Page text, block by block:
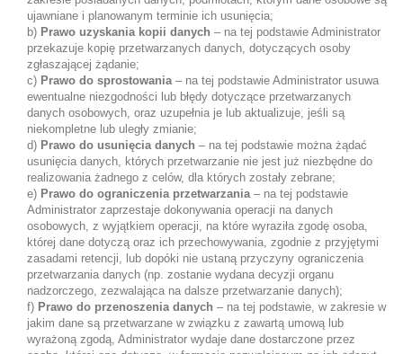
ujawniane i planowanym terminie ich usunięcia;
b) Prawo uzyskania kopii danych – na tej podstawie Administrator
przekazuje kopię przetwarzanych danych, dotyczących osoby
zgłaszającej żądanie;
c) Prawo do sprostowania– na tej podstawie Administrator usuwa
ewentualne niezgodności lub błędy dotyczące przetwarzanych
danych osobowych, oraz uzupełnia je lub aktualizuje, jeśli są
niekompletne lub uległy zmianie;
d) Prawo do usunięcia danych – na tej podstawie można żądać
usunięcia danych, których przetwarzanie nie jest już niezbędne do
realizowania żadnego z celów, dla których zostały zebrane;
e) Prawo do ograniczenia przetwarzania– na tej podstawie
Administrator zaprzestaje dokonywania operacji na danych
osobowych, z wyjątkiem operacji, na które wyraziła zgodę osoba,
której dane dotyczą oraz ich przechowywania, zgodnie z przyjętymi
zasadami retencji, lub dopóki nie ustaną przyczyny ograniczenia
przetwarzania danych (np. zostanie wydana decyzji organu
nadzorczego, zezwalająca na dalsze przetwarzanie danych);
f) Prawo do przenoszenia danych – na tej podstawie, w zakresie w
jakim dane są przetwarzane w związku z zawartą umową lub
wyrażoną zgodą, Administrator wydaje dane dostarczone przez